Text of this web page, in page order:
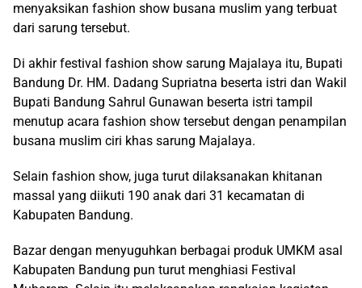
menyaksikan fashion show busana muslim yang terbuat
dari sarung tersebut.
Di akhir festival fashion show sarung Majalaya itu, Bupati
Bandung Dr. HM. Dadang Supriatna beserta istri dan Wakil
Bupati Bandung Sahrul Gunawan beserta istri tampil
menutup acara fashion show tersebut dengan penampilan
busana muslim ciri khas sarung Majalaya.
Selain fashion show, juga turut dilaksanakan khitanan
massal yang diikuti 190 anak dari 31 kecamatan di
Kabupaten Bandung.
Bazar dengan menyuguhkan berbagai produk UMKM asal
Kabupaten Bandung pun turut menghiasi Festival